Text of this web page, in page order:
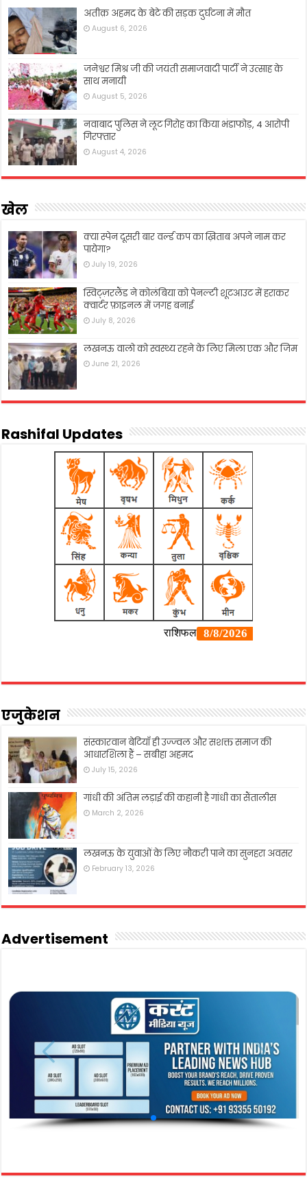
अतीक़ अहमद के बेटे की सड़क दुर्घटना में मौत
August 6, 2026
जनेश्वर मिश्र जी की जयंती समाजवादी पार्टी ने उत्साह के
साथ मनायी
August 5, 2026
नवाबाद पुलिस ने लूट गिरोह का किया भंडाफोड़, 4 आरोपी
गिरफ्तार
August 4, 2026
खेल
क्या स्पेन दूसरी बार वर्ल्ड कप का ख़िताब अपने नाम कर
पायेगा?
July 19, 2026
स्विट्ज़रलैंड ने कोलंबिया को पेनल्टी शूटआउट में हराकर
क्वार्टर फ़ाइनल में जगह बनाई
July 8, 2026
लखनऊ वालो को स्वस्थ्य रहने के लिए मिला एक और जिम
June 21, 2026
Rashifal Updates
एजुकेशन
संस्कारवान बेटियाँ ही उज्ज्वल और सशक्त समाज की
आधारशिला हैं – सबीहा अहमद
July 15, 2026
गांधी की अंतिम लड़ाई की कहानी है गांधी का सैंतालीस
March 2, 2026
लखनऊ के युवाओं के लिए नौकरी पाने का सुनहरा अवसर
February 13, 2026
Advertisement